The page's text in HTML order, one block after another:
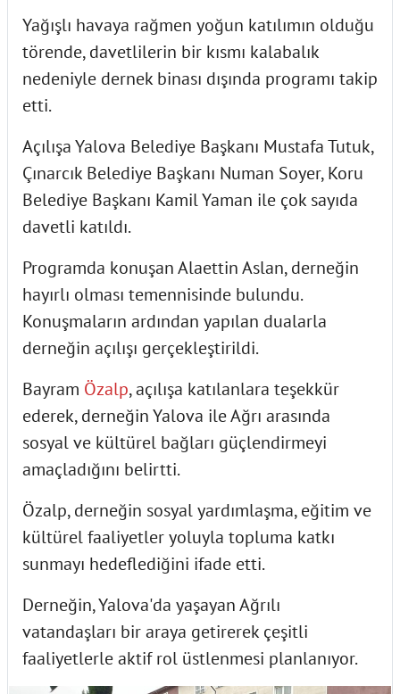
Yağışlı havaya rağmen yoğun katılımın olduğu
törende, davetlilerin bir kısmı kalabalık
nedeniyle dernek binası dışında programı takip
etti.
Açılışa Yalova Belediye Başkanı Mustafa Tutuk,
Çınarcık Belediye Başkanı Numan Soyer, Koru
Belediye Başkanı Kamil Yaman ile çok sayıda
davetli katıldı.
Programda konuşan Alaettin Aslan, derneğin
hayırlı olması temennisinde bulundu.
Konuşmaların ardından yapılan dualarla
derneğin açılışı gerçekleştirildi.
Bayram Özalp, açılışa katılanlara teşekkür
ederek, derneğin Yalova ile Ağrı arasında
sosyal ve kültürel bağları güçlendirmeyi
amaçladığını belirtti.
Özalp, derneğin sosyal yardımlaşma, eğitim ve
kültürel faaliyetler yoluyla topluma katkı
sunmayı hedeflediğini ifade etti.
Derneğin, Yalova'da yaşayan Ağrılı
vatandaşları bir araya getirerek çeşitli
faaliyetlerle aktif rol üstlenmesi planlanıyor.